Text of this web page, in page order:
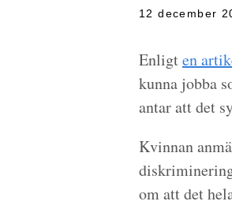
12 december
Enligten
kunna jobba
antar att det
Kvinnan
om att det